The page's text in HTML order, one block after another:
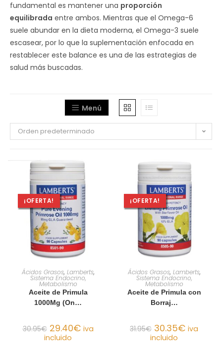
fundamental es mantener una proporción
equilibrada entre ambos. Mientras que el Omega-6
suele abundar en la dieta moderna, el Omega-3 suele
escasear, por lo que la suplementación enfocada en
restablecer este balance es una de las estrategias de
salud más buscadas.
Menú
Orden predeterminado
¡OFERTA!
AÑADIR AL CARRITO
Ácidos Grasos, Lamberts,
Sistema Endocrino,
Metabolismo
Aceite de Primula
1000Mg (On…
30.95€ 29.40€ iva
incluido
¡OFERTA!
AÑADIR AL CARRITO
Ácidos Grasos, Lamberts,
Sistema Endocrino,
Metabolismo
Aceite de Primula con
Borraj…
31.95€ 30.35€ iva
incluido